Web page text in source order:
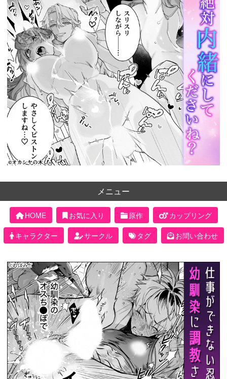
メニュー
HOME お気に入り 原作
カップリング
キャラクター
サークル タグ お問い合わせ